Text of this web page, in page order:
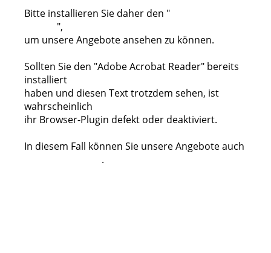
Bitte installieren Sie daher den "
",
um unsere Angebote ansehen zu können.
Sollten Sie den "Adobe Acrobat Reader" bereits
installiert
haben und diesen Text trotzdem sehen, ist
wahrscheinlich
ihr Browser-Plugin defekt oder deaktiviert.
In diesem Fall können Sie unsere Angebote auch
.